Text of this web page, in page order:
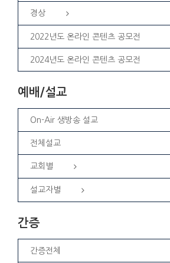
경상
2022년도 온라인 콘텐츠 공모전
2024년도 온라인 콘텐츠 공모전
예배/설교
On-Air 생방송 설교
전체설교
교회별
설교자별
간증
간증전체